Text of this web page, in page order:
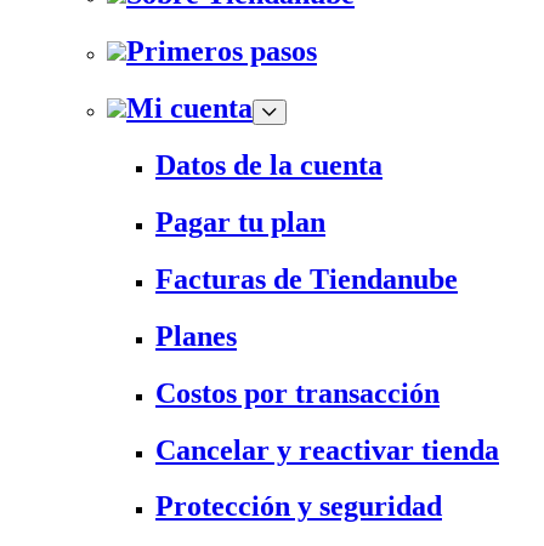
Primeros pasos
Mi cuenta
Datos de la cuenta
Pagar tu plan
Facturas de Tiendanube
Planes
Costos por transacción
Cancelar y reactivar tienda
Protección y seguridad